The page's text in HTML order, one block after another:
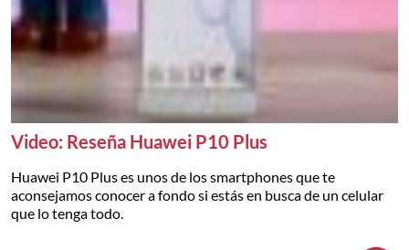
Video: Reseña Huawei P10 Plus
Huawei P10 Plus es unos de los smartphones que te
aconsejamos conocer a fondo si estás en busca de un celular
que lo tenga todo.